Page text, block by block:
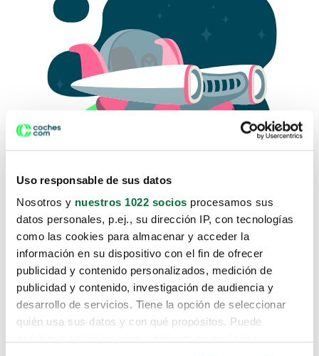
Uso responsable de sus datos
Nosotros y nuestros 1022 socios procesamos sus
datos personales, p.ej., su dirección IP, con tecnologías
como las cookies para almacenar y acceder la
información en su dispositivo con el fin de ofrecer
publicidad y contenido personalizados, medición de
publicidad y contenido, investigación de audiencia y
desarrollo de servicios. Tiene la opción de seleccionar
quién usa sus datos y con qué propósitos. Puede
Lo sentimos, no sabemos como
te hemos traido hasta aquí.
Pero puedes encontrar el coche que estás
buscando en alguno de estos enlaces: